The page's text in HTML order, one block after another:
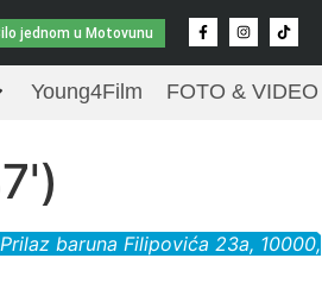
jednom u Motovunu
Young4Film FOTO & VIDEO
baruna Filipovića 23a, 10000,